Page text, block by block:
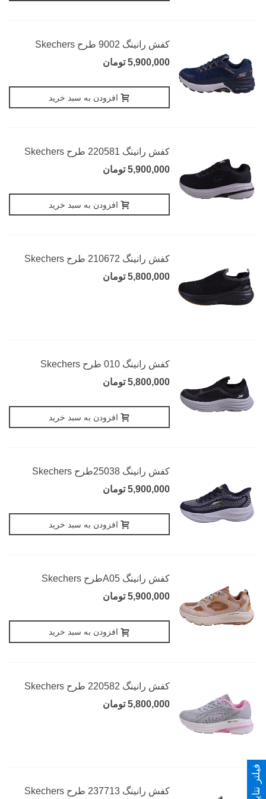
کفش رانینگ 9002 طرح Skechers
5,900,000 تومان
افزودن به سبد خرید
کفش رانینگ 220581 طرح Skechers
5,900,000 تومان
افزودن به سبد خرید
کفش رانینگ 210672 طرح Skechers
5,800,000 تومان
کفش رانینگ 010 طرح Skechers
5,800,000 تومان
افزودن به سبد خرید
کفش رانینگ 25038طرح Skechers
5,900,000 تومان
افزودن به سبد خرید
کفش رانینگ A05طرح Skechers
5,900,000 تومان
افزودن به سبد خرید
کفش رانینگ 220582 طرح Skechers
5,800,000 تومان
کفش رانینگ 237713 طرح Skechers فیلتر نتایج